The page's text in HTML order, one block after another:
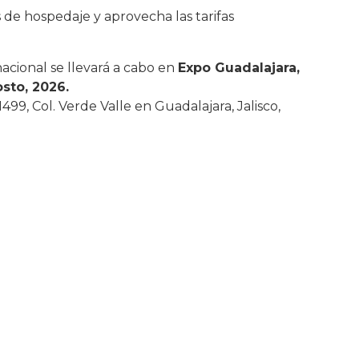
de hospedaje y aprovecha las tarifas
se llevará a cabo en Expo Guadalajara,
2026.
Col. Verde Valle en Guadalajara, Jalisco,